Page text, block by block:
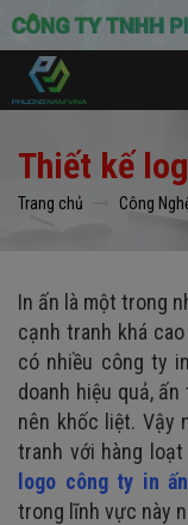
Thiết kế
Trang chủ Công
In ấn là một trong
cạnh tranh khá
có nhiều công ty
doanh hiệu quả,
nên khốc liệt. Vậy
tranh với hàng
logo công ty in ấn
trong lĩnh vực này